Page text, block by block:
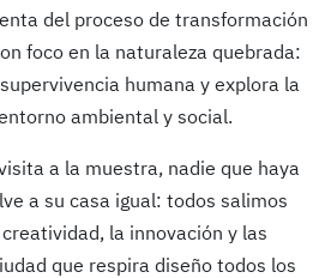
del proceso de transformación
foco en la naturaleza quebrada:
humana y explora la
ambiental y social.
a la muestra, nadie que haya
a su casa igual: todos salimos
la innovación y las
que respira diseño todos los